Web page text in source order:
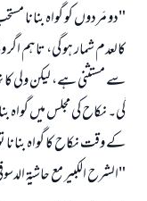
"دو مَردوں کو گواہ بنانا
کالعدم شمار ہو گی، تاہم
سے مستثنی ہے، لیکن ولی کا
گی۔ نکاح کی مجلس میں گواہ
کے وقت نکاح کا گواہ
"الشرح الكبير مع حاشية
جواب نمبر 110845 نے نکاح ٹوٹنے سے بچایا۔
امت مسلمہ کے
رسول
نیکی کی رہنمائی